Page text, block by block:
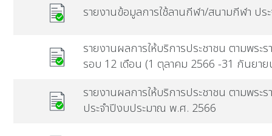
รายงานข้อมูลการใช้ลานกีฬา/สนามกีฬา ป
รายงานผลการให้บริการประชาชน ตามพร
รอบ 12 เดือน (1 ตุลาคม 2566 -31 กันยา
รายงานผลการให้บริการประชาชน ตามพร
ประจำปีงบประมาณ พ.ศ. 2566